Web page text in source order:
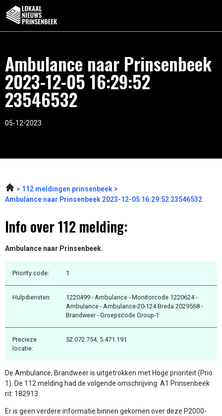
Ambulance naar Prinsenbeek
2023-12-05 16:29:52
23546532
05-12-2023
112 meldingen prinsenbeek
Ambulance naar Prinsenbeek 2023-12-05 16:29:52 23546532
Info over 112 melding:
Ambulance naar Prinsenbeek.
Priority code: 1
Hulpdiensten:
1220499 - Ambulance - Monitorcode 1220624 -
Ambulance - Ambulance-20-124 Breda 2029568 -
Brandweer - Groepscode Group-1
Precieze
locatie:
52.072.754, 5.471.191
De Ambulance, Brandweer is uitgetrokken met Hoge prioriteit (Prio
1). De 112 melding had de volgende omschrijving: A1 Prinsenbeek
rit: 182913.
Er is geen verdere informatie binnen gekomen over deze P2000-